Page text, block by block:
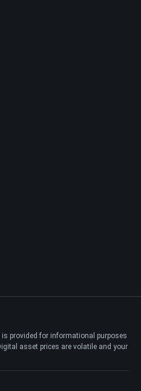
provided for informational purposes
asset prices are volatile and your